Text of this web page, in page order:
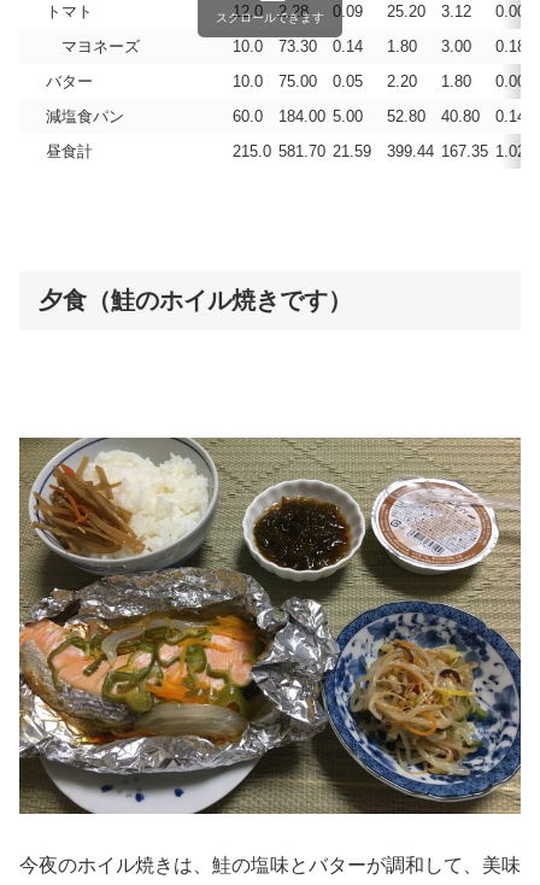
トマト
12.0 2.28 0.09 25.20 3.12
0.001
マヨネーズ
10.0 73.30 0.14 1.80 3.00
0.180
バター
10.0 75.00 0.05 2.20 1.80
0.004
減塩食パン
60.0 184.00 5.00 52.80 40.80
0.140
昼食計
215.0 581.70 21.59 399.44 167.35 1.027
スクロールできます
夕食（鮭のホイル焼きです）
今夜のホイル焼きは、鮭の塩味とバターが調和して、美味